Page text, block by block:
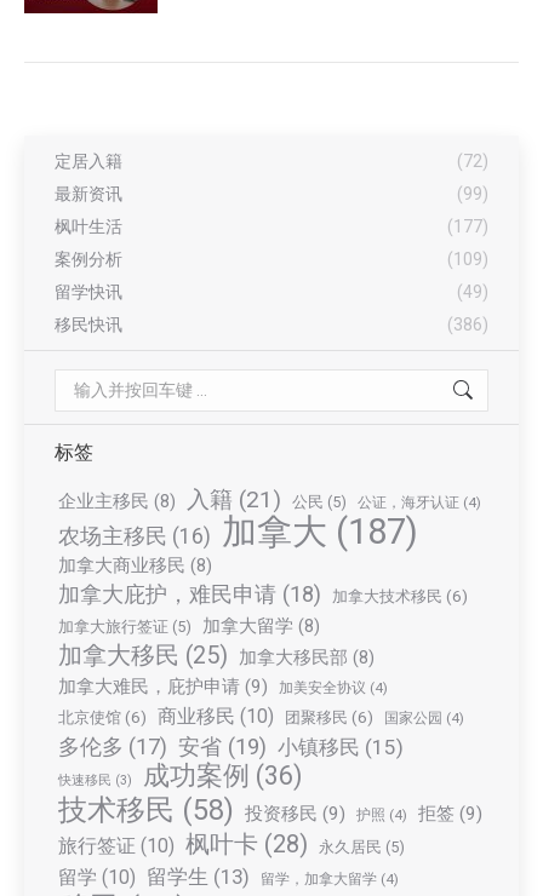
定居入籍
(72)
最新资讯
(99)
枫叶生活
(177)
案例分析
(109)
留学快讯
(49)
移民快讯
(386)
Search:
标签
企业主移民 (8) 入籍 (21) 公民 (5) 公证，海牙认证 (4)
农场主移民 (16) 加拿大 (187)
加拿大商业移民 (8)
加拿大庇护，难民申请 (18) 加拿大技术移民 (6)
加拿大旅行签证 (5) 加拿大留学 (8)
加拿大移民 (25) 加拿大移民部 (8)
加拿大难民，庇护申请 (9) 加美安全协议 (4)
北京使馆 (6) 商业移民 (10) 团聚移民 (6) 国家公园 (4)
多伦多 (17) 安省 (19) 小镇移民 (15)
快速移民 (3) 成功案例 (36)
技术移民 (58) 投资移民 (9) 护照 (4) 拒签 (9)
旅行签证 (10) 枫叶卡 (28) 永久居民 (5)
留学 (10) 留学生 (13) 留学，加拿大留学 (4)